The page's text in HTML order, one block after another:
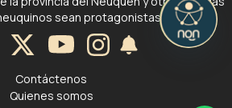
sean protagonistas.
Contáctenos
Quienes somos